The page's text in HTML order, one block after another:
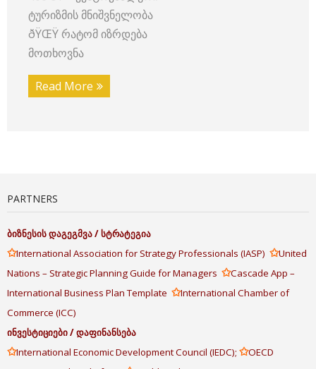
ტურიზმის მნიშვნელობა
ðŸŒŸ რატომ იზრდება
მოთხოვნა
Read More
PARTNERS
ბიზნესისდაგეგმვა/სტრატეგია
✩International Association for Strategy Professionals (IASP) ✩United
Nations – Strategic Planning Guide for Managers ✩Cascade App –
International Business Plan Template ✩International Chamber of
Commerce (ICC)
ინვესტიციები/დაფინანსება
✩International Economic Development Council (IEDC); ✩OECD